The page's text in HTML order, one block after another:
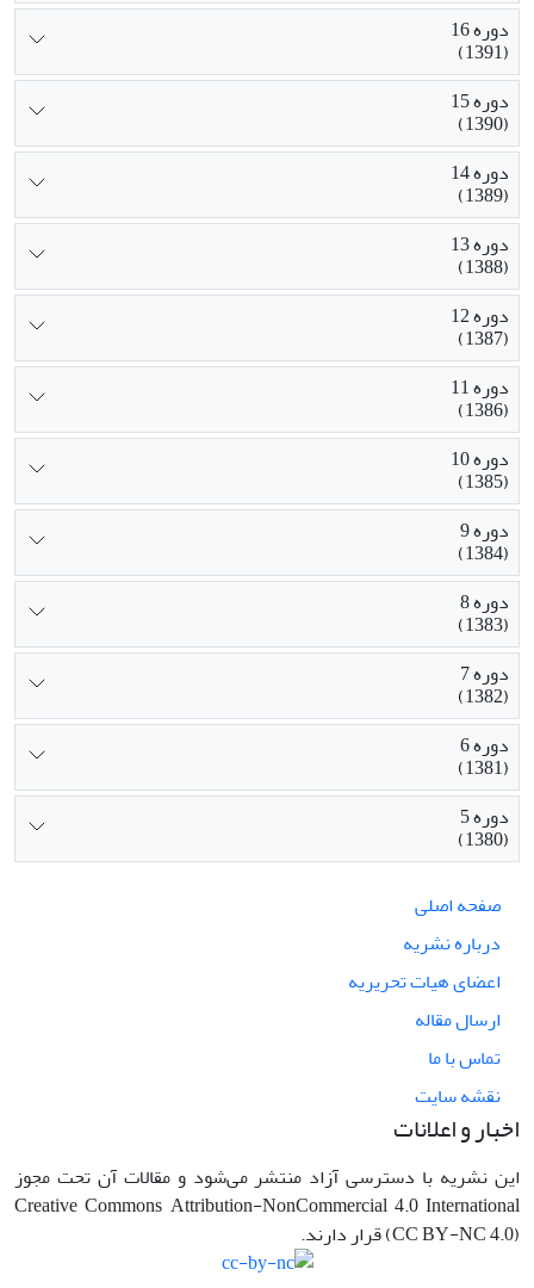
دوره 16
(1391)
دوره 15
(1390)
دوره 14
(1389)
دوره 13
(1388)
دوره 12
(1387)
دوره 11
(1386)
دوره 10
(1385)
دوره 9
(1384)
دوره 8
(1383)
دوره 7
(1382)
دوره 6
(1381)
دوره 5
(1380)
صفحه اصلی
درباره نشریه
اعضای هیات تحریریه
ارسال مقاله
تماس با ما
نقشه سایت
اخبار و اعلانات
این نشریه با دسترسی آزاد منتشر می‌شود و مقالات آن تحت مجوز
Creative Commons Attribution-NonCommercial 4.0 International
(CC BY-NC 4.0) قرار دارند.